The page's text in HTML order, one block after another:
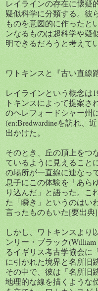
レイラインの存在に懐疑
疑似科学に分類する。彼
ものを意図的に作ったと
ンなるものは超科学や疑
明できるだろうと考えて
ワトキンスと『古い直線
レイラインという概念は
トキンスによって提案さ
のヘレフォードシャー州
(en:Bredwardineを訪れ、
出かけた。
そのとき、丘の頂上をつ
ているように見えること
の場所が一直線に連なっ
息子にこの体験を「あら
り込んだ」と語った。こ
た「瞬き」というのはい
言ったものもいた[要出典]
しかし、ワトキンスより
ンリー・ブラック
るイギリス考古学協会に
に引かれた境界と名所旧
その中で、彼は「名所旧
地理的な線を描くような